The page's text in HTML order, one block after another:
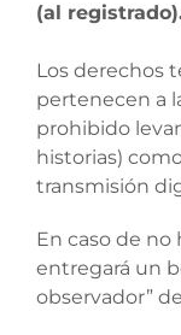
(al
Los derechos
pertenecen a
prohibido
historias)
transmisión
En caso de no
entregará un
observador”